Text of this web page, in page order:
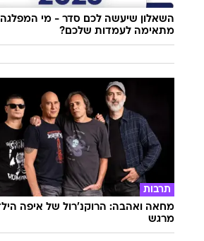
השאלון שיעשה לכם סדר - מי
מתאימה לעמדות שלכם?
תרבות
מחאה ואהבה: הרוקנ'רול של איפה
מרגש